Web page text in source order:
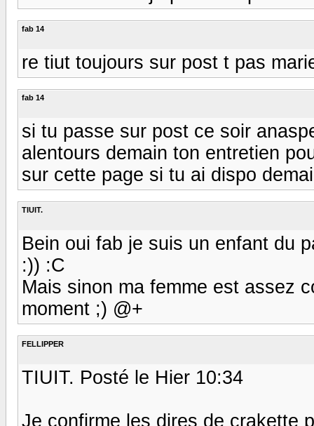
fab 14
re tiut toujours sur post t pas
fab 14
si tu passe sur post ce soir
alentours demain ton entretien
sur cette page si tu ai dispo
TIUIT.
Bein oui fab je suis un enfant du
:)) :C
Mais sinon ma femme est assez
moment ;) @+
FELLIPPER
TIUIT. Posté le Hier 10:34
Je confirme les dires de crakette